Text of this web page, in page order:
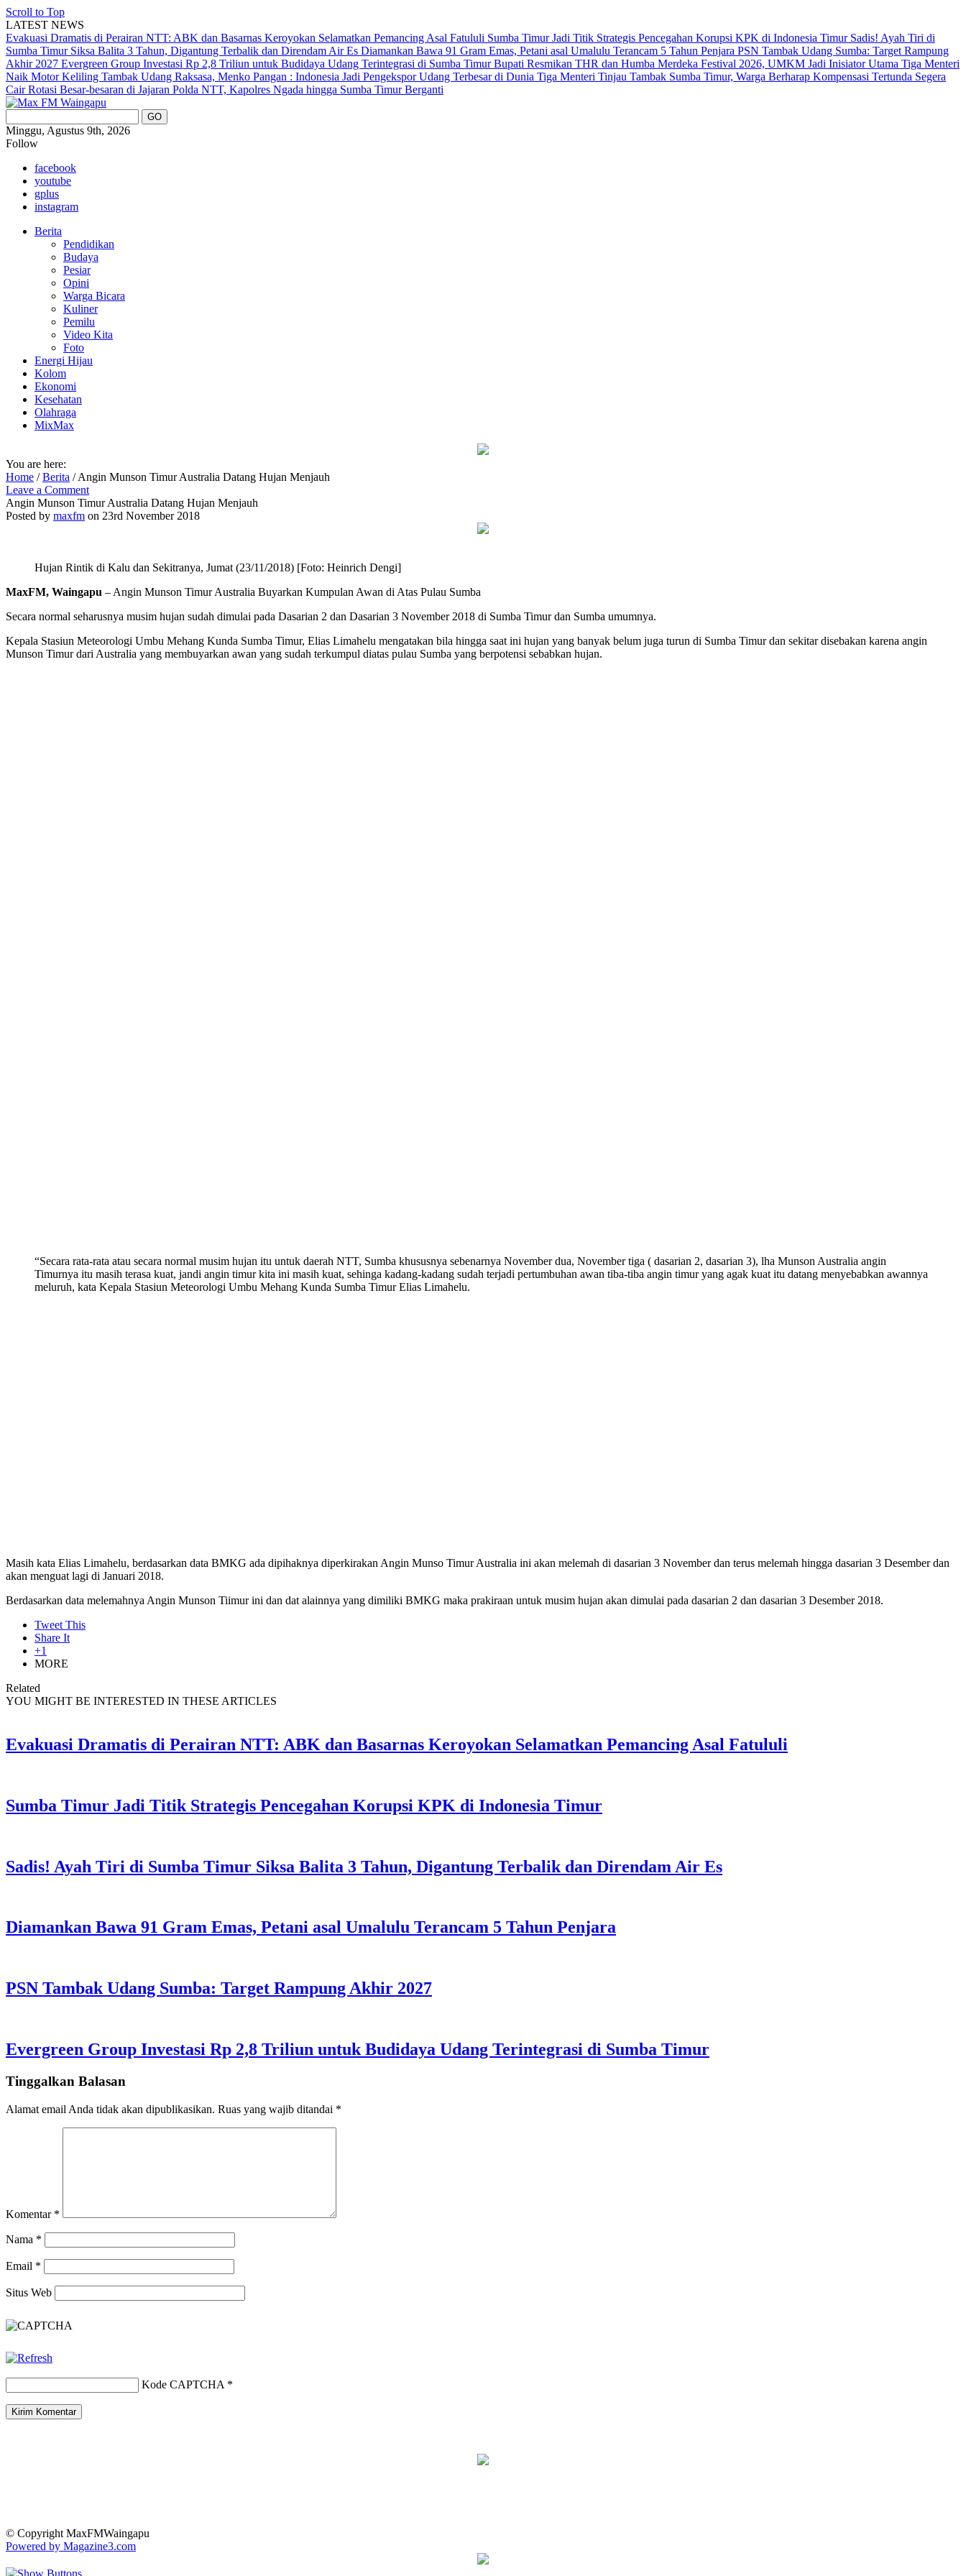
Scroll to Top
LATEST NEWS
Evakuasi Dramatis di Perairan NTT: ABK dan Basarnas Keroyokan Selamatkan Pemancing Asal Fatululi Sumba Timur Jadi Titik Strategis Pencegahan Korupsi KPK di Indonesia Timur Sadis! Ayah Tiri di
Sumba Timur Siksa Balita 3 Tahun, Digantung Terbalik dan Direndam Air Es Diamankan Bawa 91 Gram Emas, Petani asal Umalulu Terancam 5 Tahun Penjara PSN Tambak Udang Sumba: Target Rampung
Akhir 2027 Evergreen Group Investasi Rp 2,8 Triliun untuk Budidaya Udang Terintegrasi di Sumba TimurBupati Resmikan THR dan Humba Merdeka Festival 2026, UMKM Jadi Inisiator Utama Tiga Menteri
Naik Motor Keliling Tambak Udang Raksasa, Menko Pangan : Indonesia Jadi Pengekspor Udang Terbesar di Dunia Tiga Menteri Tinjau Tambak Sumba Timur, Warga Berharap Kompensasi Tertunda Segera
CairRotasi Besar-besaran di Jajaran Polda NTT, Kapolres Ngada hingga Sumba Timur Berganti
Minggu, Agustus 9th, 2026
Follow
facebook
youtube
gplus
instagram
Berita
Pendidikan
Budaya
Pesiar
Opini
Warga Bicara
Kuliner
Pemilu
Video Kita
Foto
Energi Hijau
Kolom
Ekonomi
Kesehatan
Olahraga
MixMax
You are here:
Home /Berita /Angin Munson Timur Australia Datang Hujan Menjauh
Leave a Comment
Angin Munson Timur Australia Datang Hujan Menjauh
Posted by maxfm on 23rd November 2018
Hujan Rintik di Kalu dan Sekitranya, Jumat (23/11/2018) [Foto: Heinrich Dengi]
MaxFM, Waingapu – Angin Munson Timur Australia Buyarkan Kumpulan Awan di Atas Pulau Sumba
Secara normal seharusnya musim hujan sudah dimulai pada Dasarian 2 dan Dasarian 3 November 2018 di Sumba Timur dan Sumba umumnya.
Kepala Stasiun Meteorologi Umbu Mehang Kunda Sumba Timur, Elias Limahelu mengatakan bila hingga saat ini hujan yang banyak belum juga turun di Sumba Timur dan sekitar disebakan karena angin
Munson Timur dari Australia yang membuyarkan awan yang sudah terkumpul diatas pulau Sumba yang berpotensi sebabkan hujan.
“Secara rata-rata atau secara normal musim hujan itu untuk daerah NTT, Sumba khususnya sebenarnya November dua, November tiga ( dasarian 2, dasarian 3), lha Munson Australia angin
Timurnya itu masih terasa kuat, jandi angin timur kita ini masih kuat, sehinga kadang-kadang sudah terjadi pertumbuhan awan tiba-tiba angin timur yang agak kuat itu datang menyebabkan awannya
meluruh, kata Kepala Stasiun Meteorologi Umbu Mehang Kunda Sumba Timur Elias Limahelu.
Masih kata Elias Limahelu, berdasarkan data BMKG ada dipihaknya diperkirakan Angin Munso Timur Australia ini akan melemah di dasarian 3 November dan terus melemah hingga dasarian 3 Desember dan
akan menguat lagi di Januari 2018.
Berdasarkan data melemahnya Angin Munson Tiimur ini dan dat alainnya yang dimiliki BMKG maka prakiraan untuk musim hujan akan dimulai pada dasarian 2 dan dasarian 3 Desember 2018.
Tweet This
Share It
+1
MORE
Related
YOU MIGHT BE INTERESTED IN THESE ARTICLES
Evakuasi Dramatis di Perairan NTT: ABK dan Basarnas Keroyokan Selamatkan Pemancing Asal Fatululi
Sumba Timur Jadi Titik Strategis Pencegahan Korupsi KPK di Indonesia Timur
Sadis! Ayah Tiri di Sumba Timur Siksa Balita 3 Tahun, Digantung Terbalik dan Direndam Air Es
Diamankan Bawa 91 Gram Emas, Petani asal Umalulu Terancam 5 Tahun Penjara
PSN Tambak Udang Sumba: Target Rampung Akhir 2027
Evergreen Group Investasi Rp 2,8 Triliun untuk Budidaya Udang Terintegrasi di Sumba Timur
Tinggalkan Balasan
Alamat email Anda tidak akan dipublikasikan. Ruas yang wajib ditandai *
Komentar *
Nama *
Email *
Situs Web
Kode CAPTCHA *
© Copyright MaxFMWaingapu
Powered by Magazine3.com